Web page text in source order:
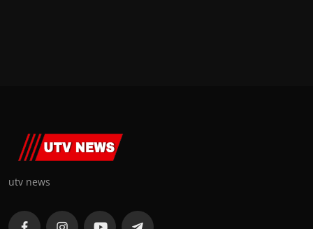
utv news